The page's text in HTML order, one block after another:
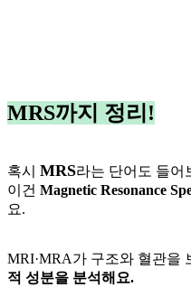
MRS까지 정리!
혹시 MRS라는 단어도 들어
이건 Magnetic Resonance
요.
MRI·MRA가 구조와 혈관을
적 성분을 분석해요.